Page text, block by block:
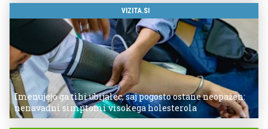
VIZITA.SI
Imenujejo ga tihi ubijalec, saj pogosto ostane neopažen:
nenavadni simptomi visokega holesterola